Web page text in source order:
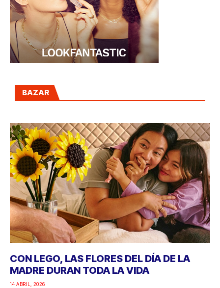
BAZAR
CON LEGO, LAS FLORES DEL DÍA DE LA
MADRE DURAN TODA LA VIDA
14 ABRIL, 2026